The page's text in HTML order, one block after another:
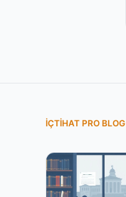
İÇTIHAT PRO BLOG